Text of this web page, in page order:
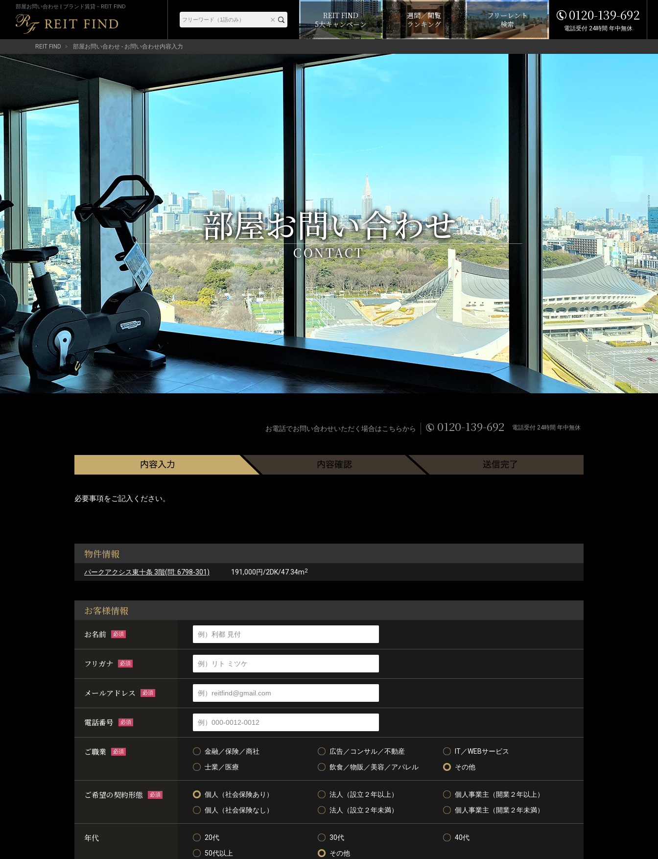
部屋お問い合わせ | ブランド賃貸－REIT FIND
REIT FIND
5大キャンペーン
週間／閲覧
ランキング
フリーレント
検索
0120-139-692
電話受付 24時間 年中無休
REIT FIND 部屋お問い合わせ - お問い合わせ内容入力
部屋お問い合わせ
CONTACT
お電話でお問い合わせいただく場合はこちらから 0120-139-692 電話受付 24時間 年中無休
必要事項をご記入ください。
物件情報
パークアクシス東十条 3階(問: 6798-301) 191,000円/2DK/47.34m2
お客様情報
お名前 必須
フリガナ 必須
メールアドレス 必須
電話番号 必須
ご職業 必須 金融／保険／商社 広告／コンサル／不動産
IT／WEBサービス
士業／医療
飲食／物販／美容／アパレル その他
ご希望の契約形態 必須 個人（社会保険あり） 法人（設立２年以上）
個人事業主（開業２年以上）
個人（社会保険なし）
法人（設立２年未満） 個人事業主（開業２年未満）
年代 20代 30代
40代
50代以上
その他